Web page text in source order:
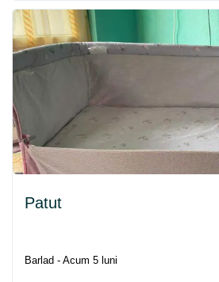
Patut
Barlad - Acum 5 luni